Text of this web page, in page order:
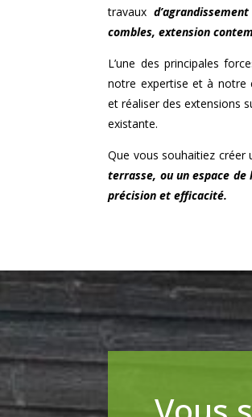
travaux
combles, extension
L’une des principales
notre expertise et à notre
et réaliser des extensions
existante.
Que vous souhaitiez créer
terrasse, ou un espace
précision et efficacité.